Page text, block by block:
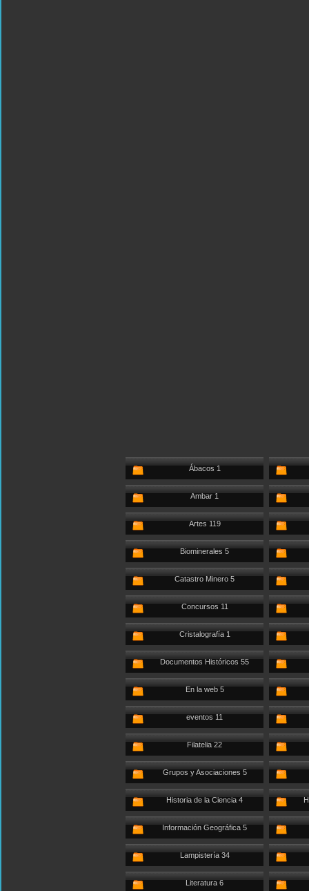
Ábacos 1
Ambar 1
Artes 119
Biominerales 5
Catastro Minero 5
Concursos 11
Cristalografía 1
Documentos Históricos 55
En la web 5
eventos 11
Filatelia 22
Grupos y Asociaciones 5
Historia de la Ciencia 4
Información Geográfica 5
Lampistería 34
Literatura 6